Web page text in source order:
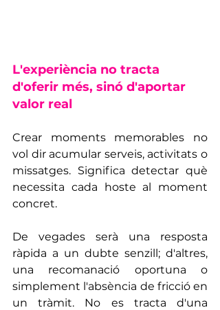
L'experiència no tracta
d'oferir més, sinó d'aportar
valor real
Crear moments memorables no
vol dir acumular serveis, activitats o
missatges. Significa detectar què
necessita cada hoste al moment
concret.
De vegades serà una resposta
ràpida a un dubte senzill; d'altres,
una recomanació oportuna o
simplement l'absència de fricció en
un tràmit. No es tracta d'una